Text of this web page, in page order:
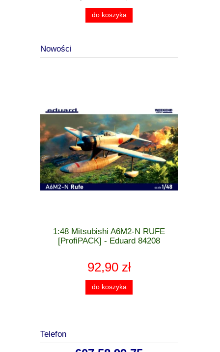
do koszyka
Nowości
1:48 Mitsubishi A6M2-N RUFE
[ProfiPACK] - Eduard 84208
92,90 zł
do koszyka
Telefon